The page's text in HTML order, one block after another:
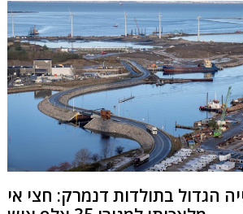
הגדול בתולדות דנמרק: חצי אי